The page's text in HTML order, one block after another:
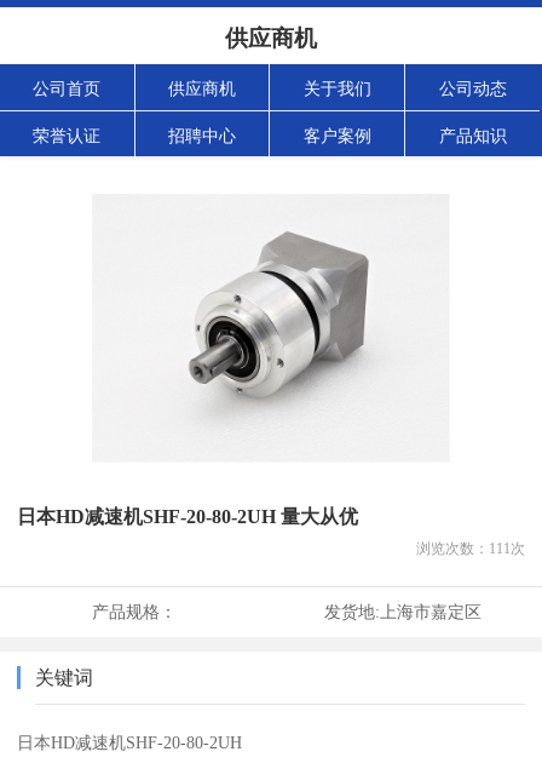
供应商机
公司首页 供应商机 关于我们 公司动态
荣誉认证 招聘中心 客户案例 产品知识
日本HD减速机SHF-20-80-2UH 量大从优
浏览次数： 111次
产品规格： 发货地: 上海市嘉定区
关键词
日本HD减速机SHF-20-80-2UH